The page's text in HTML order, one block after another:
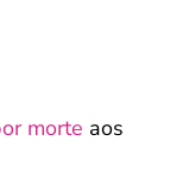
morte aos